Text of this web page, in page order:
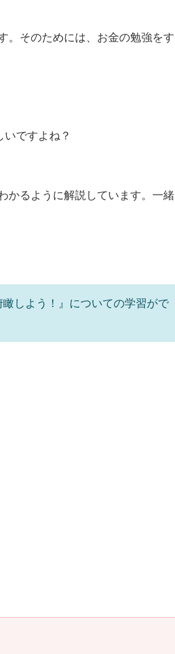
。そのためには、お金の勉強をす
ですよね？
かるように解説しています。一緒
しよう！』についての学習がで